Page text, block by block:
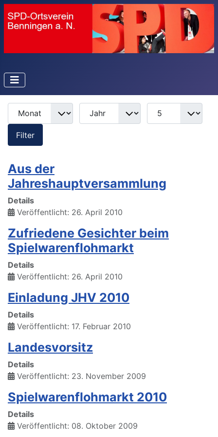
Filter
Monat Jahr Anzeige #
Filter
Aus der
Jahreshauptversammlung
Details
Veröffentlicht: 26. April 2010
Zufriedene Gesichter beim
Spielwarenflohmarkt
Details
Veröffentlicht: 26. April 2010
Einladung JHV 2010
Details
Veröffentlicht: 17. Februar 2010
Landesvorsitz
Details
Veröffentlicht: 23. November 2009
Spielwarenflohmarkt 2010
Details
Veröffentlicht: 08. Oktober 2009